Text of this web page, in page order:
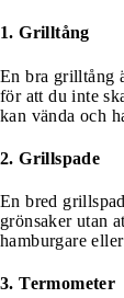
1. Grilltång
En bra grilltång
för att du inte
kan vända och
2. Grillspade
En bred
grönsaker utan
hamburgare
3. Termometer